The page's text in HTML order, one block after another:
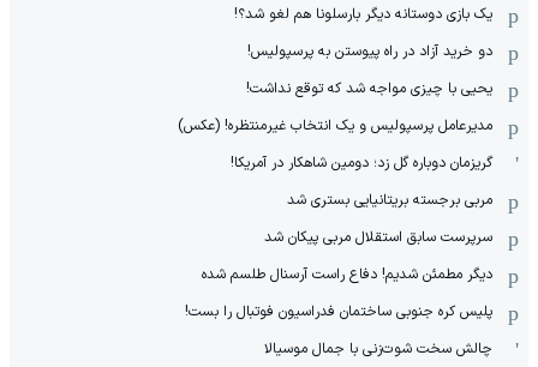
یک بازی دوستانه دیگر بارسلونا هم لغو شد؟!
دو خرید آزاد در راه پیوستن به پرسپولیس!
یحیی با چیزی مواجه شد که توقع نداشت!
مدیرعامل پرسپولیس و یک انتخاب غیرمنتظره! (عکس)
گریزمان دوباره گل زد؛ دومین شاهکار در آمریکا!
مربی برجسته بریتانیایی بستری شد
سرپرست سابق استقلال مربی پیکان شد
دیگر مطمئن شدیم! دفاع راست آرسنال طلسم شده
پلیس کره ‌جنوبی ساختمان فدراسیون فوتبال را بست!
چالش سخت شوت‌زنی با جمال موسیالا